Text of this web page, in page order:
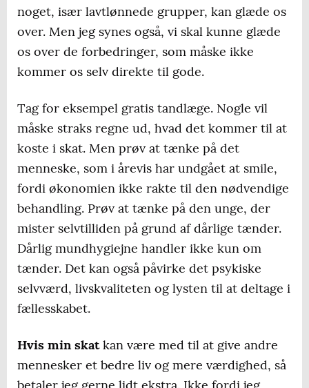
noget, især lavtlønnede grupper, kan glæde os
over. Men jeg synes også, vi skal kunne glæde
os over de forbedringer, som måske ikke
kommer os selv direkte til gode.
Tag for eksempel gratis tandlæge. Nogle vil
måske straks regne ud, hvad det kommer til at
koste i skat. Men prøv at tænke på det
menneske, som i årevis har undgået at smile,
fordi økonomien ikke rakte til den nødvendige
behandling. Prøv at tænke på den unge, der
mister selvtilliden på grund af dårlige tænder.
Dårlig mundhygiejne handler ikke kun om
tænder. Det kan også påvirke det psykiske
selvværd, livskvaliteten og lysten til at deltage i
fællesskabet.
Hvis min skatkan være med til at give andre
mennesker et bedre liv og mere værdighed, så